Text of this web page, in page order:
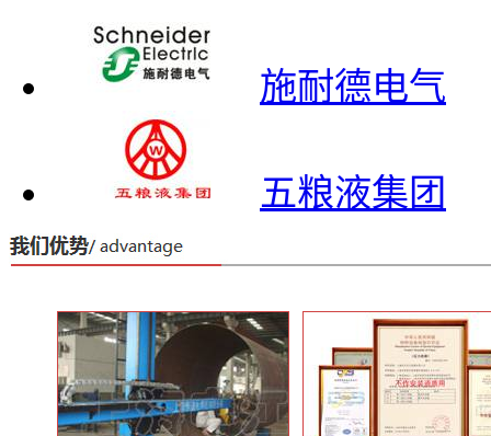
施耐德电气
五粮液集团